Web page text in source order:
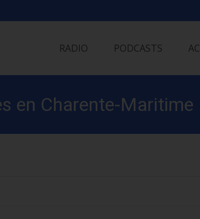
RADIO PODCASTS
en Charente-Maritime